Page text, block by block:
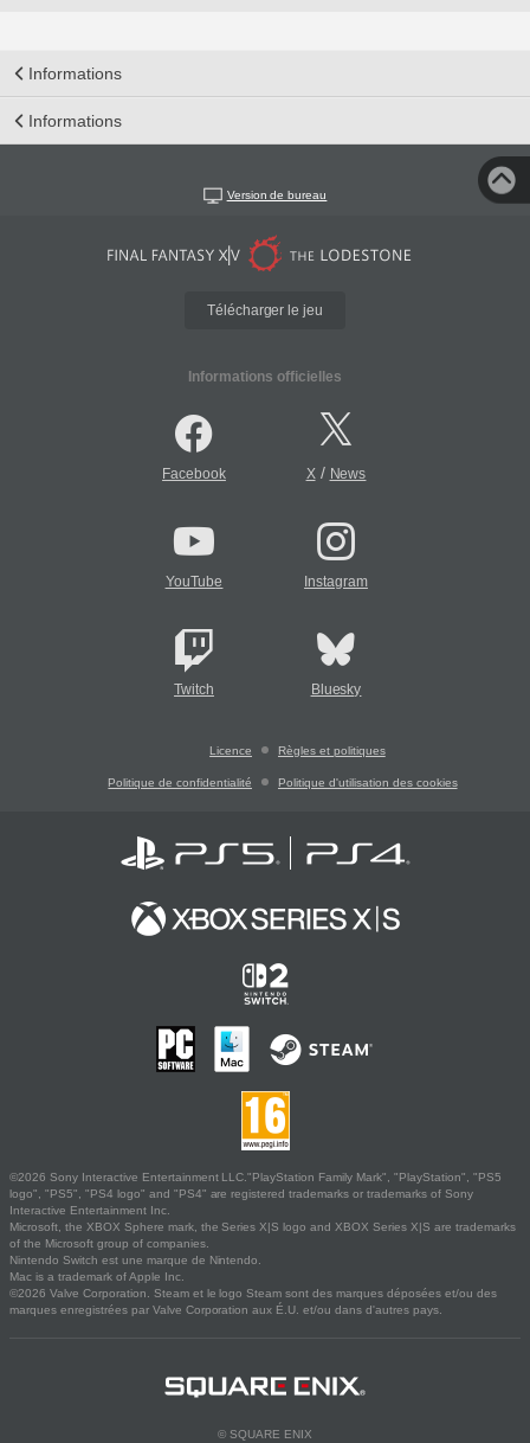
Informations
Informations
Version de bureau
Télécharger le jeu
Informations officielles
Facebook X/ News
YouTube Instagram
Twitch Bluesky
Licence Règles et politiques
Politique de confidentialité Politique d'utilisation des cookies
©2026 Sony Interactive Entertainment LLC."PlayStation Family Mark", "PlayStation", "PS5
logo", "PS5", "PS4 logo" and "PS4" are registered trademarks or trademarks of Sony
Interactive Entertainment Inc.
Microsoft, the XBOX Sphere mark, the Series X|S logo and XBOX Series X|S are trademarks
of the Microsoft group of companies.
Nintendo Switch est une marque de Nintendo.
Mac is a trademark of Apple Inc.
©2026 Valve Corporation. Steam et le logo Steam sont des marques déposées et/ou des
marques enregistrées par Valve Corporation aux É.U. et/ou dans d'autres pays.
© SQUARE ENIX